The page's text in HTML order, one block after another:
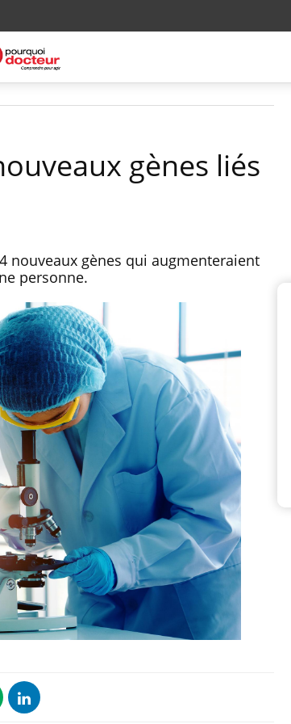
gènes liés
nouveaux gènes qui augmenteraient
personne.
otite
?
touriste
: un
sur
France
Grossesse à risque : ce jus
naturel attire l'attention
des chercheurs
Comment oublier les
écrans en vacances ?
Toujours connectés :
comment le travail
empiète de plus en plus
sur nos soirées